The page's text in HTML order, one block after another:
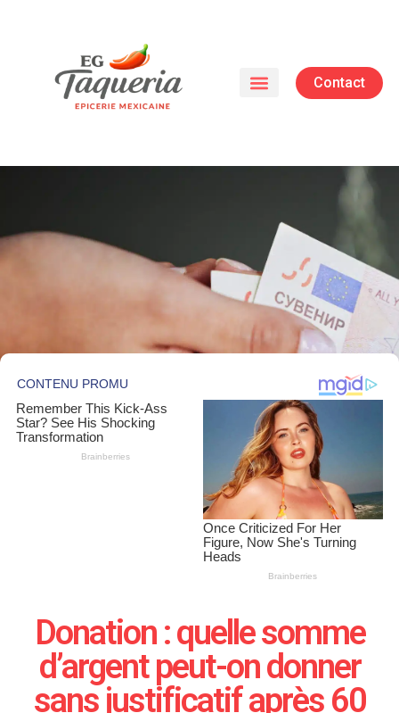
Contact
Donation : quelle somme
d’argent peut-on donner
sans justificatif après 60